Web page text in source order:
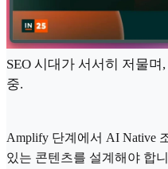
SEO 시대가 서서히 저물
중.
Amplify 단계에서 AI Native
있는 콘텐츠를 설계해야 합